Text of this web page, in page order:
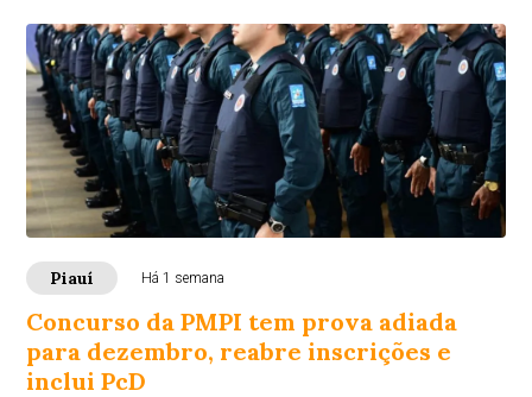
Piauí Há 1 semana
Concurso da PMPI tem prova adiada
para dezembro, reabre inscrições e
inclui PcD